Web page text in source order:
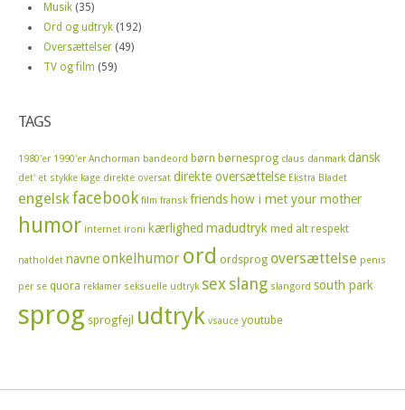
Musik (35)
Ord og udtryk (192)
Oversættelser (49)
TV og film (59)
TAGS
1980'er 1990'er Anchorman bandeord børn børnesprog claus danmark dansk
det' et stykke kage direkte oversat direkte oversættelse Ekstra Bladet
engelskfacebook film fransk friends how i met your mother
humor internet ironi kærlighed madudtryk med alt respekt
natholdet navneonkelhumor ord ordsprog oversættelse penis
per se quora reklamer seksuelle udtryk sexslang slangord south park
sprog sprogfejl udtryk vsauce youtube